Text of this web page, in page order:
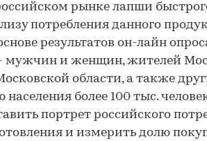
рынке лапши
потребления данного
результатов он-лайн
- мужчин и женщин, жителей
области, а также
населения более 100 тыс.
портрет российского
и измерить долю